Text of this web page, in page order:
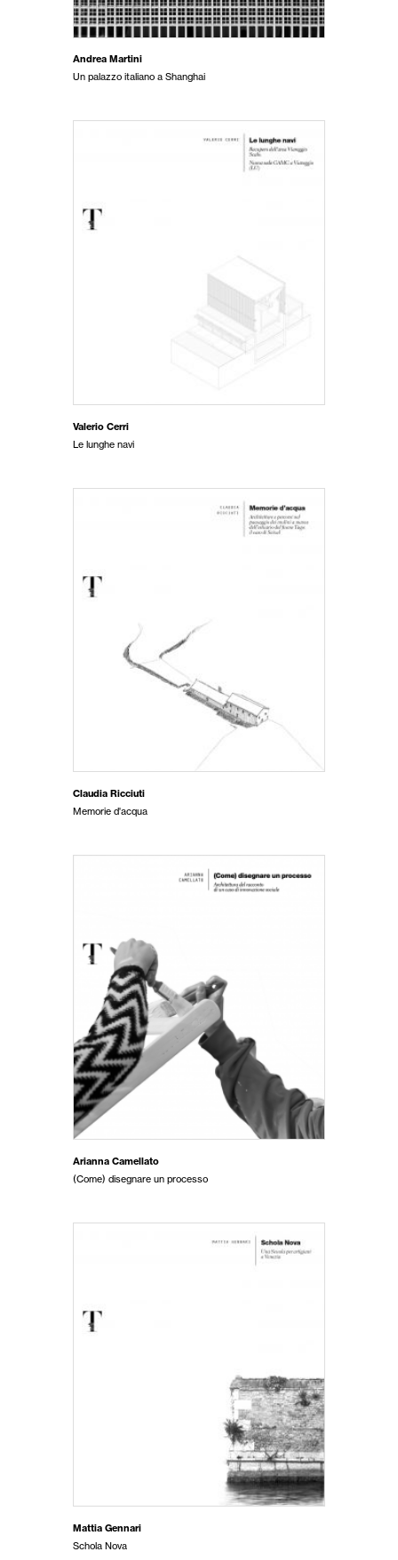
Andrea Martini
Un palazzo italiano a Shanghai
Valerio Cerri
Le lunghe navi
Claudia Ricciuti
Memorie d'acqua
Arianna Camellato
(Come) disegnare un processo
Mattia Gennari
Schola Nova